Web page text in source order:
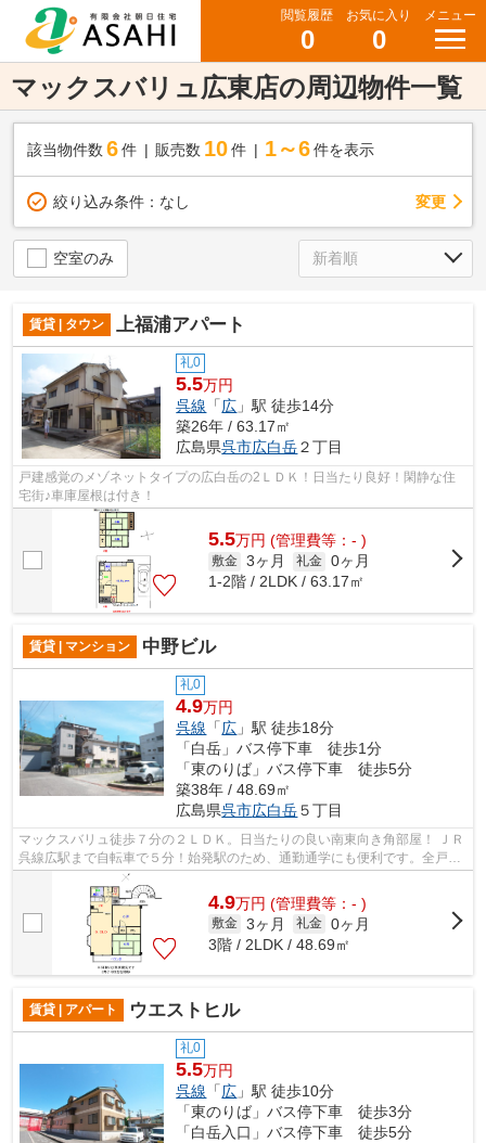
閲覧履歴
0
お気に入り
0
メニュー
マックスバリュ広東店の周辺物件一覧
該当物件数 6件 販売数 10 件 1～6 件を表示
絞り込み条件： なし 変更
空室のみ
賃貸 | タウン 上福浦アパート
礼0
5.5万円
呉線 「広 」駅 徒歩14分
築26年 / 63.17㎡
広島県呉市広白岳２丁目
戸建感覚のメゾネットタイプの広白岳の2ＬＤＫ！日当たり良好！閑静な住
宅街♪車庫屋根は付き！
5.5万円 (管理費等：- )
敷金 3ヶ月 礼金 0ヶ月
1-2階 / 2LDK / 63.17㎡
賃貸 | マンション 中野ビル
礼0
4.9万円
呉線 「広 」駅 徒歩18分
「白岳」バス停下車 徒歩1分
「東のりば」バス停下車 徒歩5分
築38年 / 48.69㎡
広島県呉市広白岳５丁目
マックスバリュ徒歩７分の２ＬＤＫ。日当たりの良い南東向き角部屋！ ＪＲ
呉線広駅まで自転車で５分！始発駅のため、通勤通学にも便利です。全戸角
部屋で日照・通風良好です。
4.9万円 (管理費等：- )
敷金 3ヶ月 礼金 0ヶ月
3階 / 2LDK / 48.69㎡
賃貸 | アパート ウエストヒル
礼0
5.5万円
呉線 「広 」駅 徒歩10分
「東のりば」バス停下車 徒歩3分
「白岳入口」バス停下車 徒歩5分